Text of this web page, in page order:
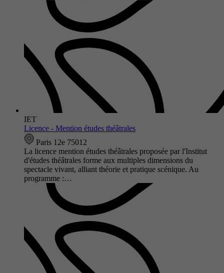
IET
Licence - Mention études théâtrales
Paris 12e 75012
La licence mention études théâtrales proposée par l'Institut
d'études théâtrales forme aux multiples dimensions du
spectacle vivant, alliant théorie et pratique scénique. Au
programme :…